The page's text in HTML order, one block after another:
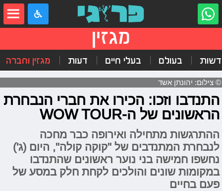
מגזין
בעולם בעלי חיים דעות מגזין וחברה
© צילום: יהונתן אשד
התנדבו וזכו: הכירו את חברי הנבחרת
הראשונים של ה-WOW TOUR
ההתרגשות מתחילה ואירופה כבר מחכה
לנבחרת המתנדבים של "קוקה קולה", היום (ג')
נחשפו חמישה בני נוער ראשונים שהתנדבו
במקומות שונים והולכים לקחת חלק במסע של
פעם בחיים